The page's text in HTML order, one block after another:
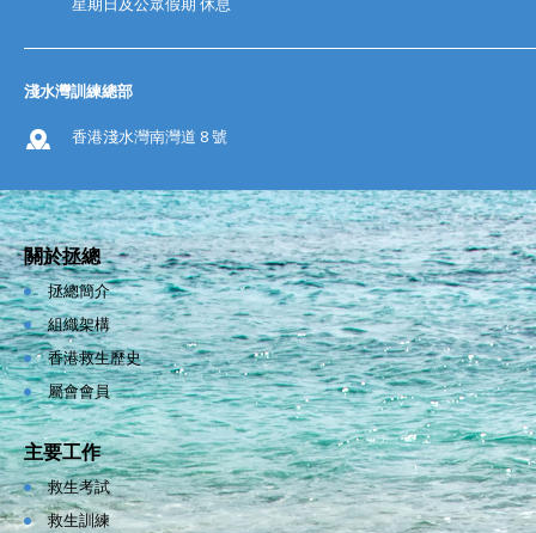
淺水灣訓練總部
香港淺水灣南灣道 8 號
關於拯總
拯總簡介
組織架構
香港救生歷史
屬會會員
主要工作
救生考試
救生訓練